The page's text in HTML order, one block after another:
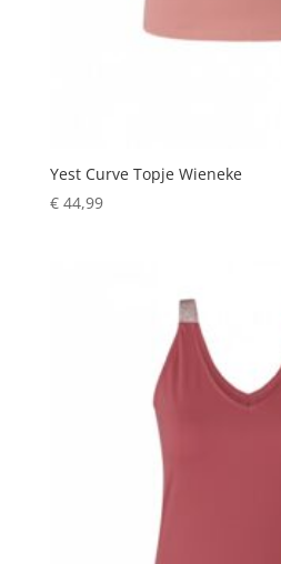
Yest Curve Topje Wieneke
€44,99